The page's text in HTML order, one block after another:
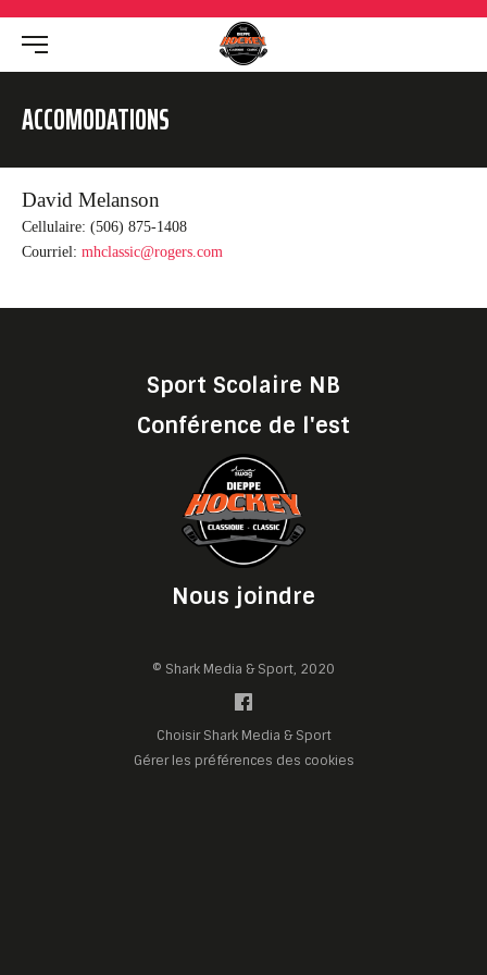
ACCOMODATIONS
David Melanson
Cellulaire: (506) 875-1408
Courriel: mhclassic@rogers.com
Sport Scolaire NB
Conférence de l'est
Nous joindre
© Shark Media & Sport, 2020
Choisir Shark Media & Sport
Gérer les préférences des cookies